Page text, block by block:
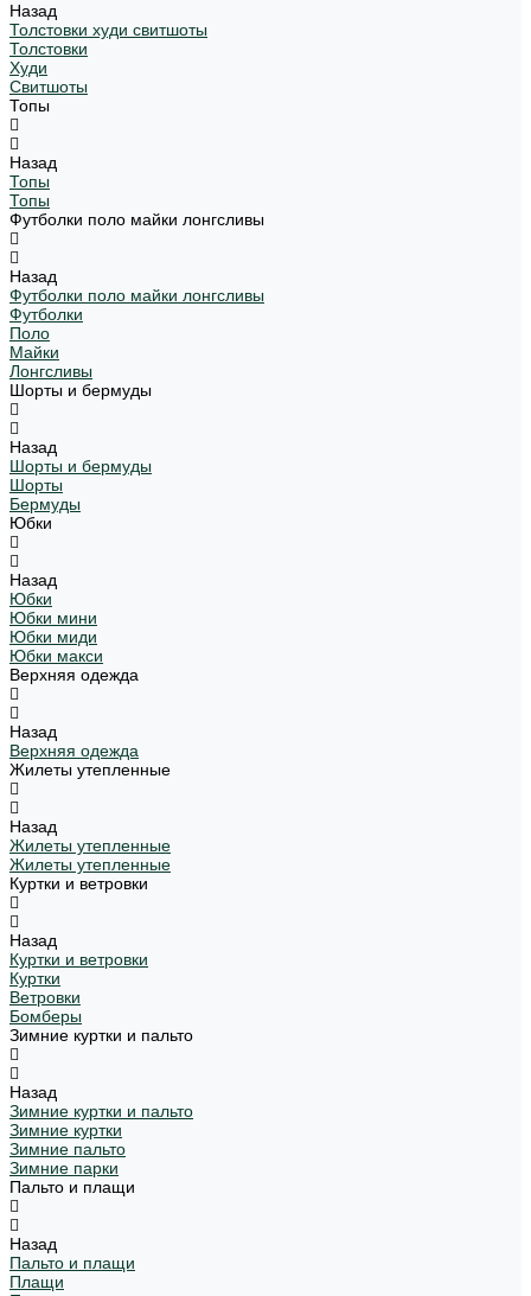
Назад
Толстовки худи свитшоты
Толстовки
Худи
Свитшоты
Топы
Назад
Топы
Топы
Футболки поло майки лонгсливы
Назад
Футболки поло майки лонгсливы
Футболки
Поло
Майки
Лонгсливы
Шорты и бермуды
Назад
Шорты и бермуды
Шорты
Бермуды
Юбки
Назад
Юбки
Юбки мини
Юбки миди
Юбки макси
Верхняя одежда
Назад
Верхняя одежда
Жилеты утепленные
Назад
Жилеты утепленные
Жилеты утепленные
Куртки и ветровки
Назад
Куртки и ветровки
Куртки
Ветровки
Бомберы
Зимние куртки и пальто
Назад
Зимние куртки и пальто
Зимние куртки
Зимние пальто
Зимние парки
Пальто и плащи
Назад
Пальто и плащи
Плащи